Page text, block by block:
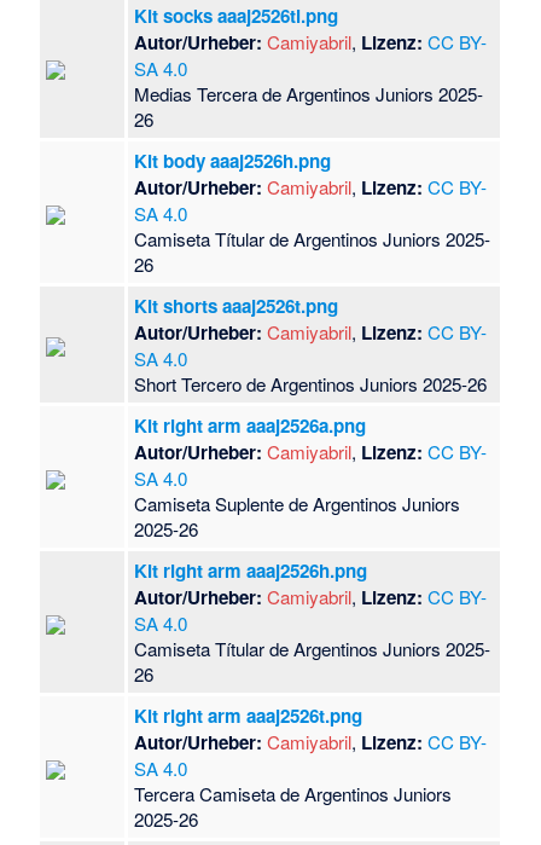
Kit socks aaaj2526tl.png
Autor/Urheber: Camiyabril, Lizenz: CC BY-
SA 4.0
Medias Tercera de Argentinos Juniors 2025-
26
Kit body aaaj2526h.png
Autor/Urheber: Camiyabril, Lizenz: CC BY-
SA 4.0
Camiseta Títular de Argentinos Juniors 2025-
26
Kit shorts aaaj2526t.png
Autor/Urheber: Camiyabril, Lizenz: CC BY-
SA 4.0
Short Tercero de Argentinos Juniors 2025-26
Kit right arm aaaj2526a.png
Autor/Urheber: Camiyabril, Lizenz: CC BY-
SA 4.0
Camiseta Suplente de Argentinos Juniors
2025-26
Kit right arm aaaj2526h.png
Autor/Urheber: Camiyabril, Lizenz: CC BY-
SA 4.0
Camiseta Títular de Argentinos Juniors 2025-
26
Kit right arm aaaj2526t.png
Autor/Urheber: Camiyabril, Lizenz: CC BY-
SA 4.0
Tercera Camiseta de Argentinos Juniors
2025-26